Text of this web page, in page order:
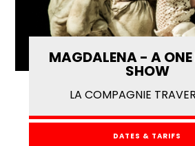
MAGDALENA - A ONE
SHOW
LA COMPAGNIE
DATES & TARIFS